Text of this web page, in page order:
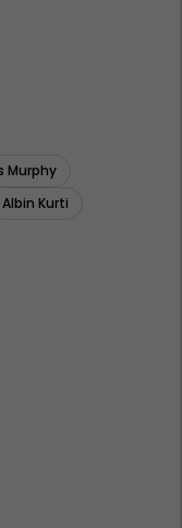
Murphy
Albin Kurti